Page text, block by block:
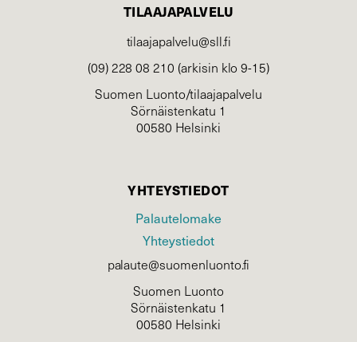
TILAAJAPALVELU
tilaajapalvelu@sll.fi
(09) 228 08 210 (arkisin klo 9-15)
Suomen Luonto/tilaajapalvelu
Sörnäistenkatu 1
00580 Helsinki
YHTEYSTIEDOT
Palautelomake
Yhteystiedot
palaute@suomenluonto.fi
Suomen Luonto
Sörnäistenkatu 1
00580 Helsinki